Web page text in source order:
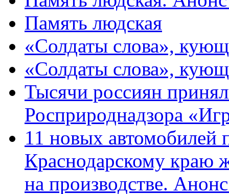
Память людская
«Солдаты слова»,
«Солдаты слова»,
Тысячи россиян
Росприроднадзора
11 новых автомобилей
Краснодарскому краю
на производстве.